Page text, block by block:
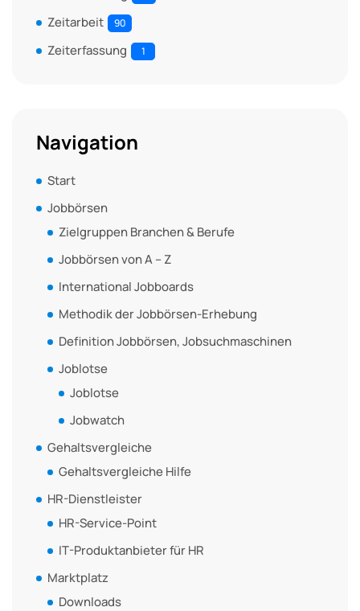
Zeitarbeit 90
Zeiterfassung 1
Navigation
Start
Jobbörsen
Zielgruppen Branchen & Berufe
Jobbörsen von A – Z
International Jobboards
Methodik der Jobbörsen-Erhebung
Definition Jobbörsen, Jobsuchmaschinen
Joblotse
Joblotse
Jobwatch
Gehaltsvergleiche
Gehaltsvergleiche Hilfe
HR-Dienstleister
HR-Service-Point
IT-Produktanbieter für HR
Marktplatz
Downloads